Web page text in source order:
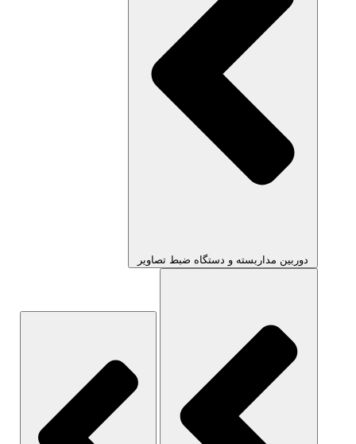
دوربین مداربسته و دستگاه ضبط تصاویر